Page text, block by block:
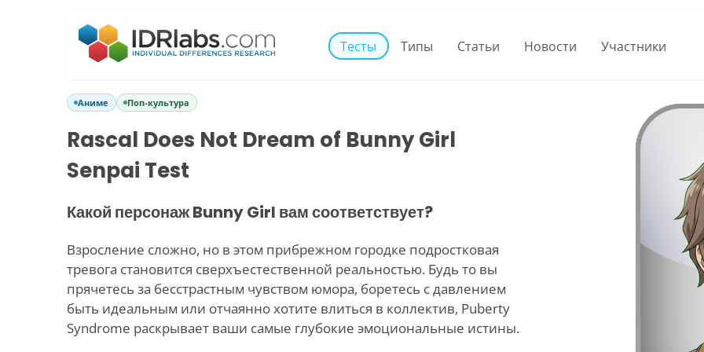
Тесты Типы Статьи Новости Участники
Аниме Поп-культура
Rascal Does Not Dream of Bunny Girl
Senpai Test
Какой персонаж Bunny Girl вам соответствует?
Взросление сложно, но в этом прибрежном городке подростковая
тревога становится сверхъестественной реальностью. Будь то вы
прячетесь за бесстрастным чувством юмора, боретесь с давлением
быть идеальным или отчаянно хотите влиться в коллектив, Puberty
Syndrome раскрывает ваши самые глубокие эмоциональные истины.